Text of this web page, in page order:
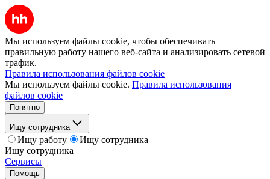
Мы используем файлы cookie, чтобы обеспечивать
правильную работу нашего веб-сайта и анализировать сетевой
трафик.
Правила использования файлов cookie
Мы используем файлы cookie. Правила использования
файлов cookie
Понятно
Ищу сотрудника
Ищу работу
Ищу сотрудника
Ищу сотрудника
Сервисы
Помощь